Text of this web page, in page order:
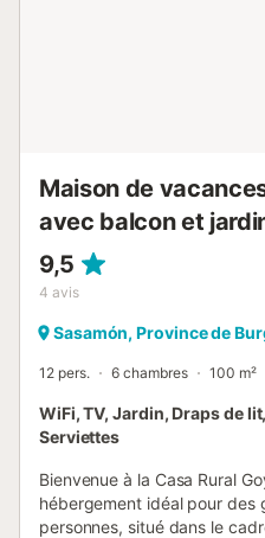
Maison de
avec balcon et
9,5
4 avis
Sasamón, Province de
12 pers. 6 chambres 100 m²
WiFi, TV, Jardin, Draps de
Serviettes
Bienvenue à la Casa Rural
hébergement idéal pour des
personnes, situé dans le